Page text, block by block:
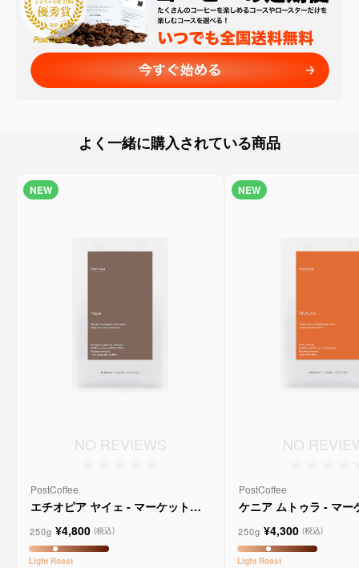
よく一緒に購入されている商品
NEW
NO REVIEWS
PostCoffee
エチオピア ヤイェ - マーケットレ
250g ¥4,800 (税込)
Light Roast
NEW
NO
PostCoffee
ケニア ムトゥラ - マー
250g ¥4,300 (税込)
Light Roast